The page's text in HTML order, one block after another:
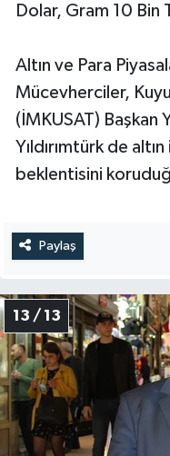
Dolar, Gram 10 Bin
Altın ve Para
Mücevherciler,
(İMKUSAT) Başkan
Yıldırımtürk de
beklentisini
Paylaş
13 / 13